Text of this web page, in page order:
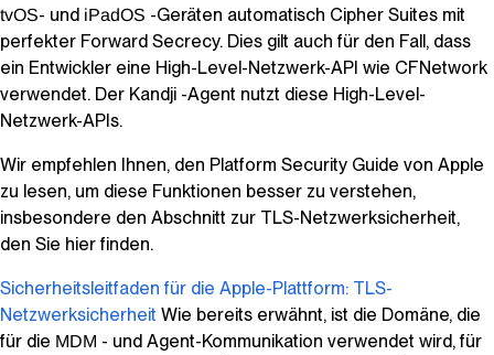
tvOS- und iPadOS -Geräten automatisch Cipher Suites mit
perfekter Forward Secrecy. Dies gilt auch für den Fall, dass
ein Entwickler eine High-Level-Netzwerk-API wie CFNetwork
verwendet. Der Kandji -Agent nutzt diese High-Level-
Netzwerk-APIs.
Wir empfehlen Ihnen, den Platform Security Guide von Apple
zu lesen, um diese Funktionen besser zu verstehen,
insbesondere den Abschnitt zur TLS-Netzwerksicherheit,
den Sie hier finden.
Sicherheitsleitfaden für die Apple-Plattform: TLS-
Netzwerksicherheit Wie bereits erwähnt, ist die Domäne, die
für die MDM - und Agent-Kommunikation verwendet wird, für